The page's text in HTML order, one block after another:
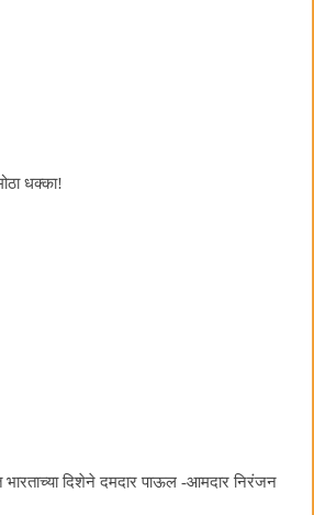
धक्का!
दिशेने दमदार पाऊल -आमदार निरंजन